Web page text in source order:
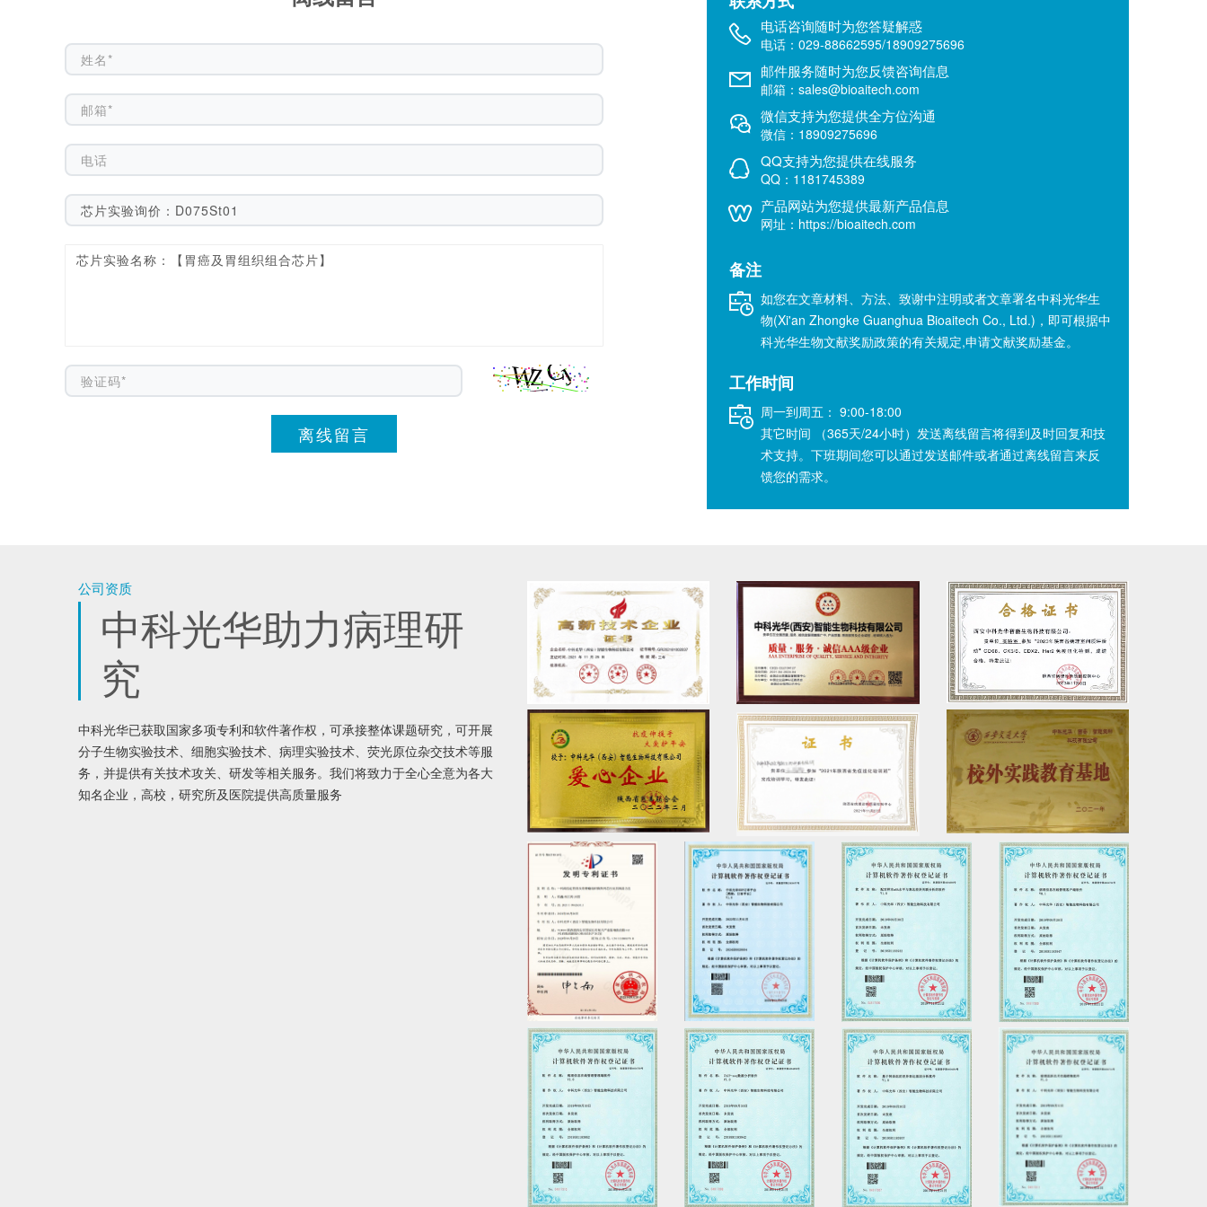
离线留言
电话咨询随时为您答疑解惑
电话：029-88662595/18909275696
邮件服务随时为您反馈咨询信息
邮箱：sales@bioaitech.com
微信支持为您提供全方位沟通
微信：18909275696
QQ支持为您提供在线服务
QQ：1181745389
产品网站为您提供最新产品信息
网址：https://bioaitech.com
备注
如您在文章材料、方法、致谢中注明或者文章署名中科光华生
物(Xi'an Zhongke Guanghua Bioaitech Co., Ltd.)，即可根据中
科光华生物文献奖励政策的有关规定,申请文献奖励基金。
工作时间
周一到周五： 9:00-18:00
其它时间 （365天/24小时）发送离线留言将得到及时回复和技
术支持。下班期间您可以通过发送邮件或者通过离线留言来反
馈您的需求。
公司资质
中科光华助力病理研
究
中科光华已获取国家多项专利和软件著作权，可承接整体课题研究，可开展
分子生物实验技术、细胞实验技术、病理实验技术、荧光原位杂交技术等服
务，并提供有关技术攻关、研发等相关服务。我们将致力于全心全意为各大
知名企业，高校，研究所及医院提供高质量服务